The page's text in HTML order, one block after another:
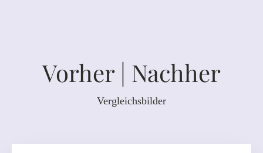
Vorher | Nachher
Vergleichsbilder